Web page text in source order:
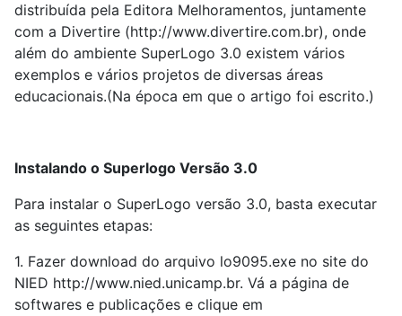
distribuída pela Editora Melhoramentos, juntamente
com a Divertire (http://www.divertire.com.br), onde
além do ambiente SuperLogo 3.0 existem vários
exemplos e vários projetos de diversas áreas
educacionais.(Na época em que o artigo foi escrito.)
Instalando o Superlogo Versão 3.0
Para instalar o SuperLogo versão 3.0, basta executar
as seguintes etapas:
1. Fazer download do arquivo lo9095.exe no site do
NIED http://www.nied.unicamp.br. Vá a página de
softwares e publicações e clique em